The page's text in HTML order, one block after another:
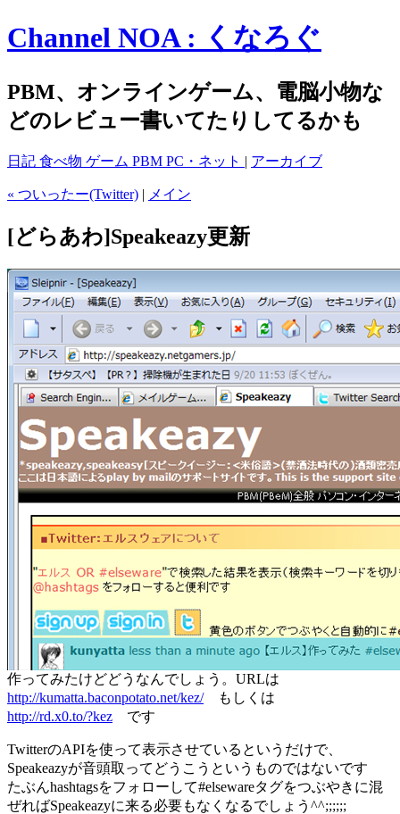
Channel NOA : くなろぐ
PBM、オンラインゲーム、電脳小物な
どのレビュー書いてたりしてるかも
日記 食べ物 ゲーム PBM PC・ネット | アーカイブ
« ついったー(Twitter) | メイン
[どらあわ]Speakeazy更新
作ってみたけどどうなんでしょう。URLは
http://kumatta.baconpotato.net/kez/もしくは
http://rd.x0.to/?kez です
TwitterのAPIを使って表示させているというだけで、
Speakeazyが音頭取ってどうこうというものではないです
たぶんhashtagsをフォローして#elsewareタグをつぶやきに混
ぜればSpeakeazyに来る必要もなくなるでしょう^^;;;;;;